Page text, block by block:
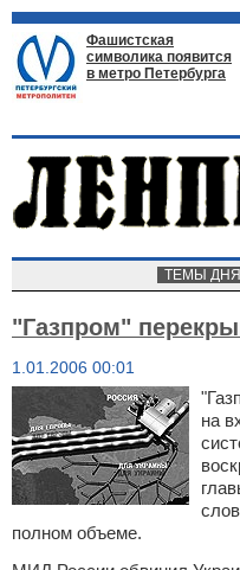
Фашистская
символика появится
в метро Петербурга
ТЕМЫ
"Газпром"
1.01.2006 00:01
на
полном объеме.